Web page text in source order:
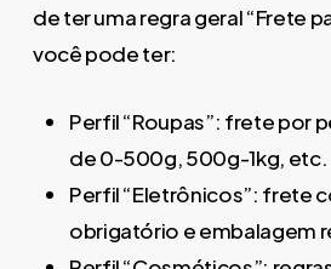
de ter uma regra geral “Frete
você pode ter:
Perfil “Roupas”: frete por
de 0-500g, 500g-1kg, etc.
Perfil “Eletrônicos”: frete
obrigatório e embalagem